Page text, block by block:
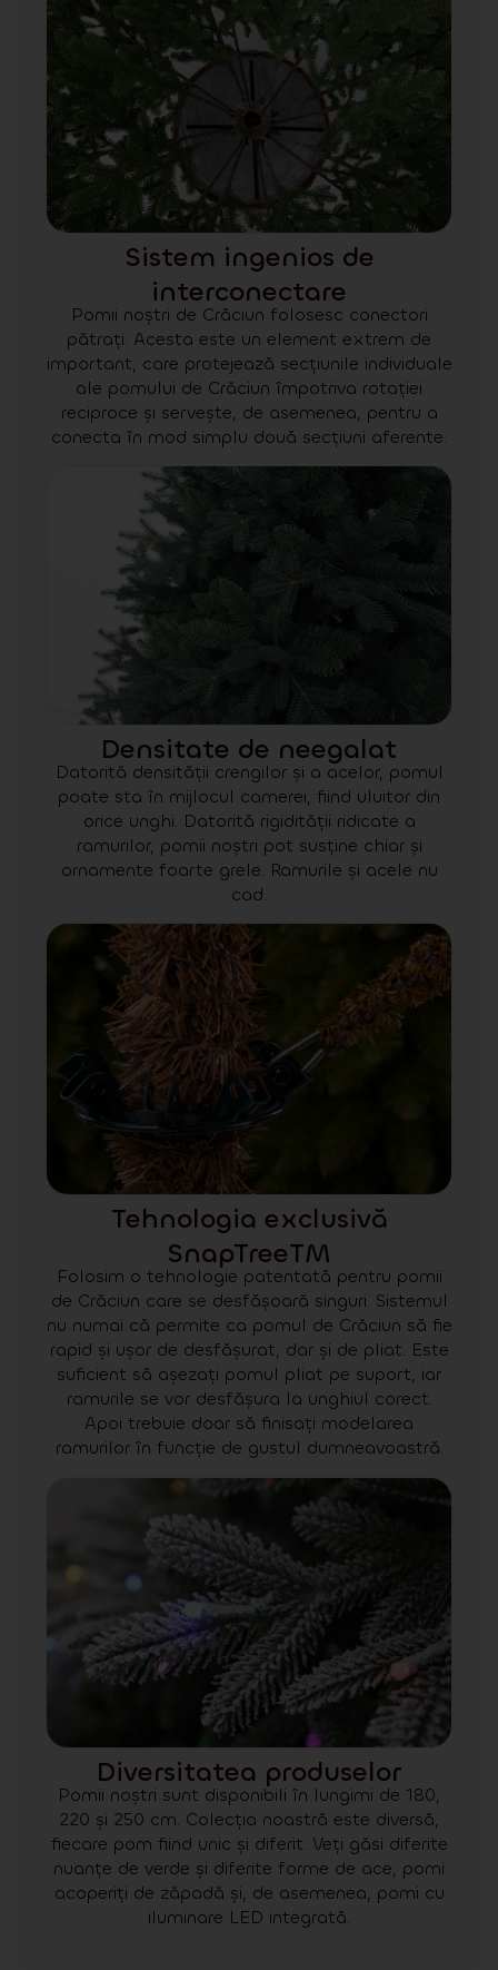
Sistem ingenios de
interconectare
Pomii noștri de Crăciun folosesc conectori
pătrați. Acesta este un element extrem de
important, care protejează secțiunile individuale
ale pomului de Crăciun împotriva rotației
reciproce și servește, de asemenea, pentru a
conecta în mod simplu două secțiuni aferente.
Densitate de neegalat
Datorită densității crengilor și a acelor, pomul
poate sta în mijlocul camerei, fiind uluitor din
orice unghi. Datorită rigidității ridicate a
ramurilor, pomii noștri pot susține chiar și
ornamente foarte grele. Ramurile și acele nu
cad.
Tehnologia exclusivă
SnapTreeTM
Folosim o tehnologie patentată pentru pomii
de Crăciun care se desfășoară singuri. Sistemul
nu numai că permite ca pomul de Crăciun să fie
rapid și ușor de desfășurat, dar și de pliat. Este
suficient să așezați pomul pliat pe suport, iar
ramurile se vor desfășura la unghiul corect.
Apoi trebuie doar să finisați modelarea
ramurilor în funcție de gustul dumneavoastră.
Diversitatea produselor
Pomii noștri sunt disponibili în lungimi de 180,
220 și 250 cm. Colecția noastră este diversă,
fiecare pom fiind unic și diferit. Veți găsi diferite
nuanțe de verde și diferite forme de ace, pomi
acoperiți de zăpadă și, de asemenea, pomi cu
iluminare LED integrată.